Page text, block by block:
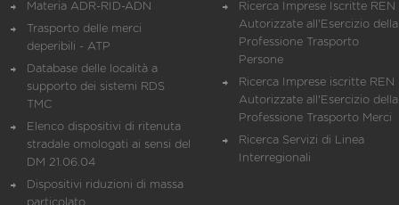
Materia ADR-RID-ADN
Trasporto delle merci
deperibili - ATP
Database delle località a
supporto dei sistemi RDS
TMC
Elenco dispositivi di ritenuta
stradale omologati ai sensi del
DM 21.06.04
Dispositivi riduzioni di massa
Ricerca Imprese Iscritte REN
Autorizzate all'Esercizio della
Professione Trasporto
Persone
Ricerca Imprese iscritte REN
Autorizzate all'Esercizio della
Professione Trasporto Merci
Ricerca Servizi di Linea
Interregionali